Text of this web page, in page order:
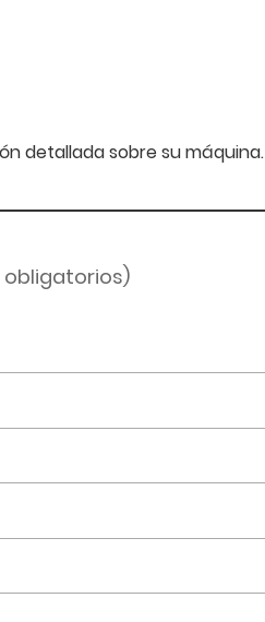
detallada sobre su máquina.
obligatorios)